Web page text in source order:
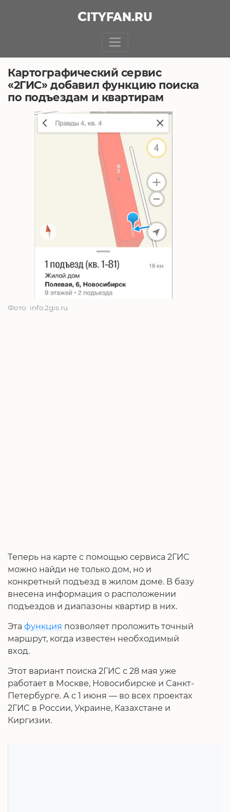
CITYFAN.RU
Картографический сервис
«2ГИС» добавил функцию поиска
по подъездам и квартирам
Фото: info.2gis.ru
Теперь на карте с помощью сервиса 2ГИС
можно найди не только дом, но и
конкретный подъезд в жилом доме. В базу
внесена информация о расположении
подъездов и диапазоны квартир в них.
Эта функция позволяет проложить точный
маршрут, когда известен необходимый
вход.
Этот вариант поиска 2ГИС с 28 мая уже
работает в Москве, Новосибирске и Санкт-
Петербурге. А с 1 июня — во всех проектах
2ГИС в России, Украине, Казахстане и
Киргизии.